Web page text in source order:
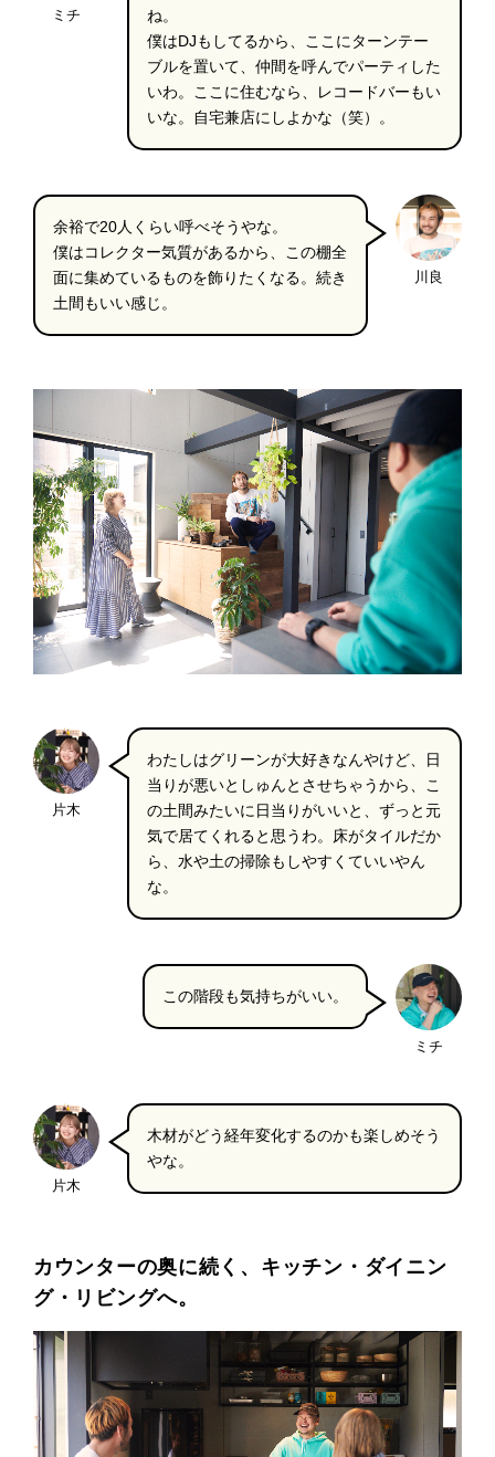
ミチ
ね。
僕はDJもしてるから、ここにターンテー
ブルを置いて、仲間を呼んでパーティした
いわ。ここに住むなら、レコードバーもい
いな。自宅兼店にしよかな（笑）。
川良
余裕で20人くらい呼べそうやな。
僕はコレクター気質があるから、この棚全
面に集めているものを飾りたくなる。続き
土間もいい感じ。
片木
わたしはグリーンが大好きなんやけど、日
当りが悪いとしゅんとさせちゃうから、こ
の土間みたいに日当りがいいと、ずっと元
気で居てくれると思うわ。床がタイルだか
ら、水や土の掃除もしやすくていいやん
な。
ミチ
この階段も気持ちがいい。
片木
木材がどう経年変化するのかも楽しめそう
やな。
カウンターの奥に続く、キッチン・ダイニン
グ・リビングへ。